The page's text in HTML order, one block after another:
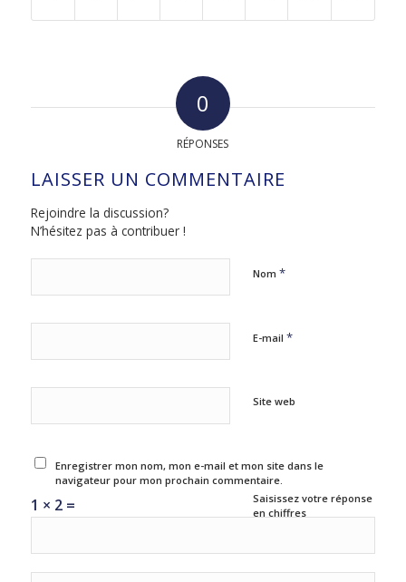
0
RÉPONSES
LAISSER UN COMMENTAIRE
Rejoindre la discussion?
N’hésitez pas à contribuer !
Nom *
E-mail *
Site web
Enregistrer mon nom, mon e-mail et mon site dans le
navigateur pour mon prochain commentaire.
Saisissez votre réponse
en chiffres
1 × 2 =